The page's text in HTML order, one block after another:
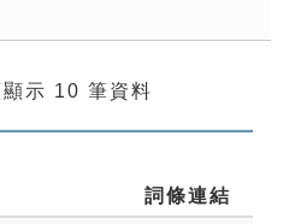
示 10 筆資料
詞條連結